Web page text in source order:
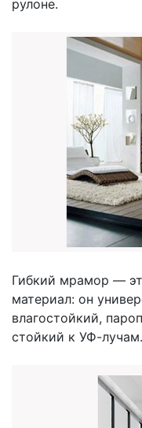
рулоне.
Гибкий мрамор —
материал: он
влагостойкий,
стойкий к УФ-лучам.